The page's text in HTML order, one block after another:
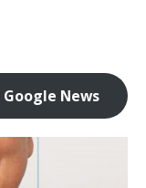
Google News